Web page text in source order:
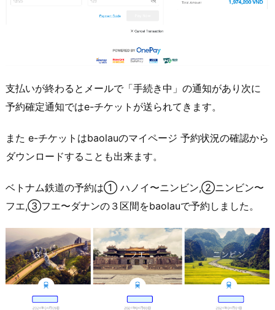
支払いが終わるとメールで「手続き中」の通知があり次に
予約確定通知ではe-チケットが送られてきます。
また e-チケットはbaolauのマイページ 予約状況の確認から
ダウンロードすることも出来ます。
ベトナム鉄道の予約は① ハノイ〜ニンビン,②ニンビン〜
フエ,③フエ〜ダナンの３区間をbaolauで予約しました。